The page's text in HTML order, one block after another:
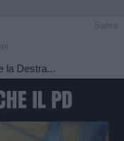
Satira
la Destra...